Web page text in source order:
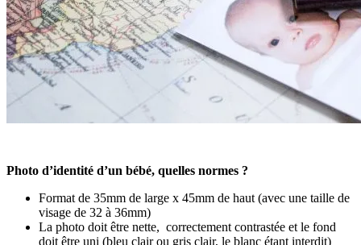
Photo d’identité d’un bébé, quelles normes ?
Format de 35mm de large x 45mm de haut (avec une taille de
visage de 32 à 36mm)
La photo doit être nette, correctement contrastée et le fond
doit être uni (bleu clair ou gris clair, le blanc étant interdit)